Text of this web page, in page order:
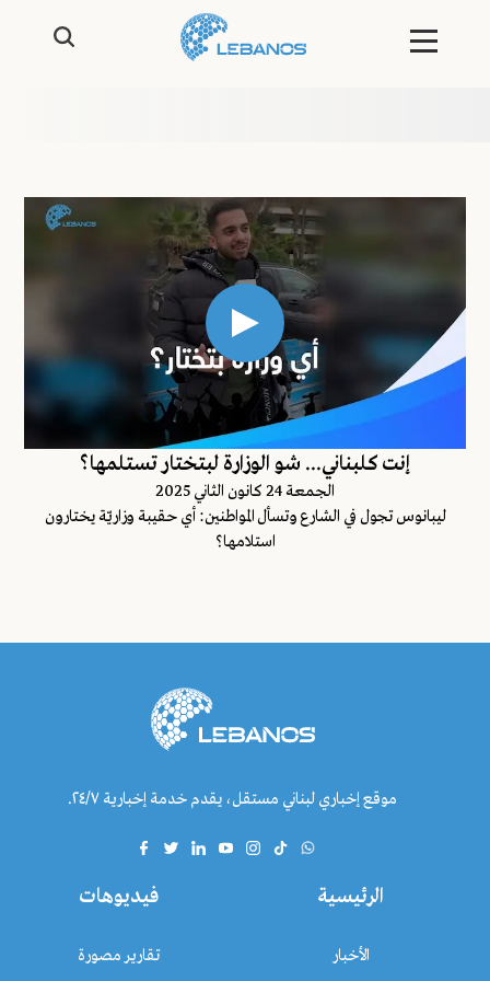
إنت كلبناني... شو الوزارة لبتختار تستلمها؟
الجمعة 24 كانون الثاني 2025
ليبانوس تجول في الشارع وتسأل المواطنين: أي حقيبة وزاريّة يختارون
استلامها؟
موقع إخباري لبناني مستقل، يقدم خدمة إخبارية ٢٤/٧.
الرئيسية
الأخبار
فيديوهات
تقارير مصورة